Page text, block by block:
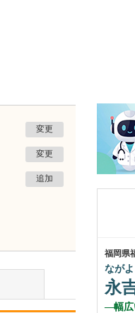
変更
変更
追加
福岡県
なが
永
幅広